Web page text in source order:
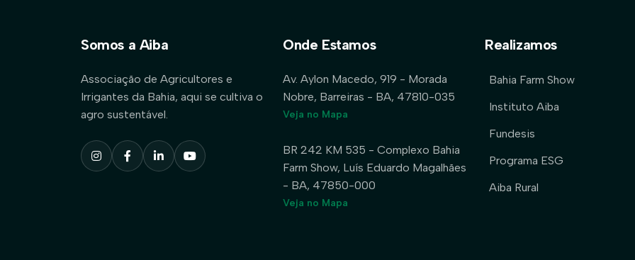
Somos a Aiba
Associação de Agricultores e
Irrigantes da Bahia, aqui se cultiva o
agro sustentável.
Onde Estamos
Av. Aylon Macedo, 919 - Morada
Nobre, Barreiras - BA, 47810-035
Veja no Mapa
BR 242 KM 535 - Complexo Bahia
Farm Show, Luís Eduardo Magalhães
- BA, 47850-000
Veja no Mapa
Realizamos
Bahia Farm Show
Instituto Aiba
Fundesis
Programa ESG
Aiba Rural